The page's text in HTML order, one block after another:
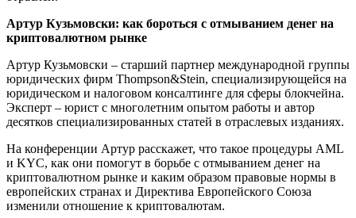
Артур Кузьмовски: как бороться с отмыванием денег на
криптовалютном рынке
Артур Кузьмовски – старший партнер международной группы
юридических фирм Thompson&Stein, специализирующейся на
юридическом и налоговом консалтинге для сферы блокчейна.
Эксперт – юрист с многолетним опытом работы и автор
десятков специализированных статей в отраслевых изданиях.
На конференции Артур расскажет, что такое процедуры AML
и KYC, как они помогут в борьбе с отмыванием денег на
криптовалютном рынке и каким образом правовые нормы в
европейских странах и Директива Европейского Союза
изменили отношение к криптовалютам.